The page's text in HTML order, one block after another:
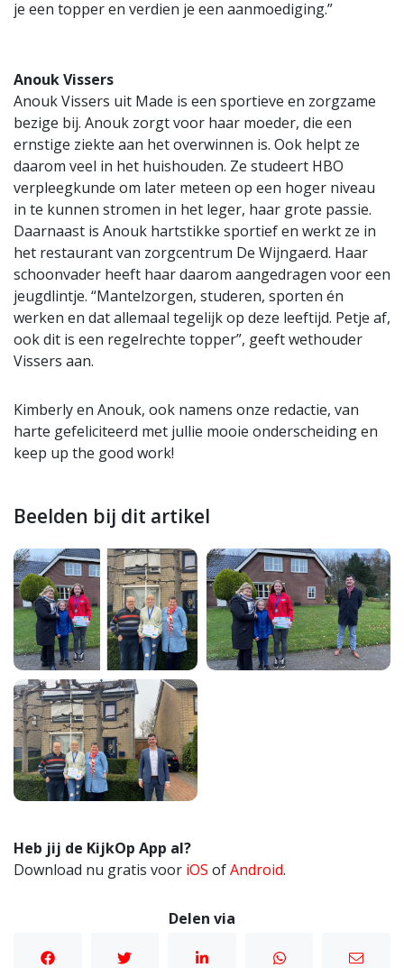
je een topper en verdien je een aanmoediging.”
Anouk Vissers
Anouk Vissers uit Made is een sportieve en zorgzame
bezige bij. Anouk zorgt voor haar moeder, die een
ernstige ziekte aan het overwinnen is. Ook helpt ze
daarom veel in het huishouden. Ze studeert HBO
verpleegkunde om later meteen op een hoger niveau
in te kunnen stromen in het leger, haar grote passie.
Daarnaast is Anouk hartstikke sportief en werkt ze in
het restaurant van zorgcentrum De Wijngaerd. Haar
schoonvader heeft haar daarom aangedragen voor een
jeugdlintje. “Mantelzorgen, studeren, sporten én
werken en dat allemaal tegelijk op deze leeftijd. Petje af,
ook dit is een regelrechte topper”, geeft wethouder
Vissers aan.
Kimberly en Anouk, ook namens onze redactie, van
harte gefeliciteerd met jullie mooie onderscheiding en
keep up the good work!
Beelden bij dit artikel
Heb jij de KijkOp App al?
Download nu gratis voor iOS ofAndroid.
Delen via